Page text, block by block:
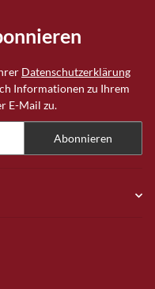
Datenschutzerklärung
Informationen zu Ihrem
E-Mail zu.
Abonnieren